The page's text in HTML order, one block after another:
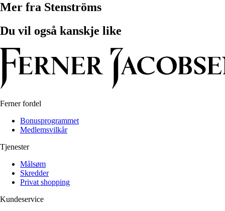
Mer fra Stenströms
Du vil også kanskje like
Ferner fordel
Bonusprogrammet
Medlemsvilkår
Tjenester
Målsøm
Skredder
Privat shopping
Kundeservice